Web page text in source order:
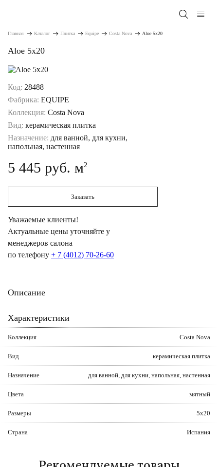
Главная Каталог Плитка Equipe Costa Nova Aloe 5x20
Aloe 5x20
Код: 28488
Фабрика: EQUIPE
Коллекция: Costa Nova
Вид: керамическая плитка
Назначение: для ванной, для кухни,
напольная, настенная
5 445 руб. м2
Заказать
Уважаемые клиенты!
Актуальные цены уточняйте у
менеджеров салона
по телефону + 7 (4012) 70-26-60
Описание
Характеристики
Коллекция Costa Nova
Вид керамическая плитка
Назначение для ванной, для кухни, напольная, настенная
Цвета мятный
Размеры 5x20
Страна Испания